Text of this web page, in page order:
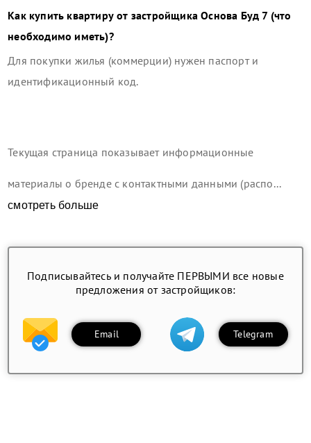
Как купить квартиру от застройщикаОснова Буд 7(что
необходимо иметь)?
Для покупки жилья (коммерции) нужен паспорт и
идентификационный код.
Текущая страница показывает информационные
материалы о бренде с контактными данными (распо...
смотреть больше
Подписывайтесь и получайте ПЕРВЫМИ все новые
предложения от застройщиков:
Email Telegram